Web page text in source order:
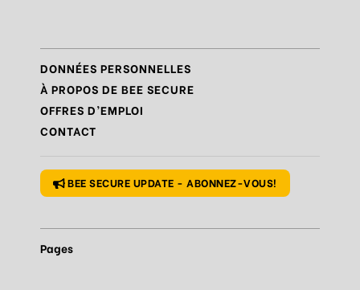
RègleN°8 – Protéger sa vie privée
Règle N°9 – Savoir s’accorder une pause
RègleN°10 – Des questions ? Parles-en
DONNÉES PERSONNELLES
À PROPOS DE BEE SECURE
OFFRES D’EMPLOI
CONTACT
BEE SECURE UPDATE - ABONNEZ-VOUS!
Pages